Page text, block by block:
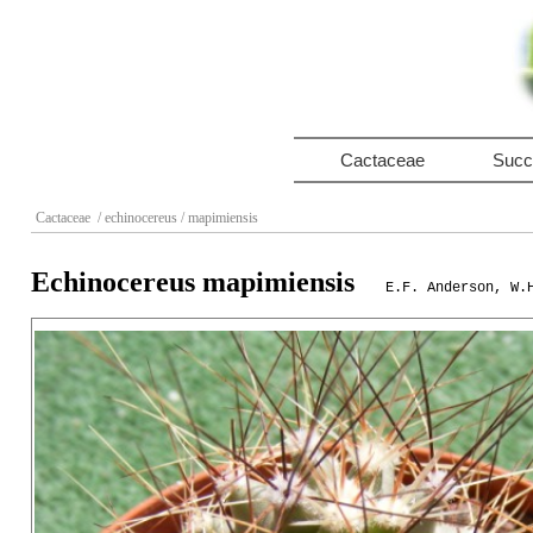
Cactaceae
Cactaceae / echinocereus / mapimiensis
Echinocereus mapimiensis E.F. Anderson,